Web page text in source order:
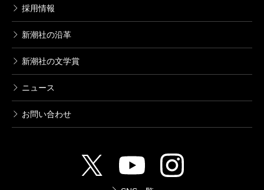
採用情報
新潮社の沿革
新潮社の文学賞
ニュース
お問い合わせ